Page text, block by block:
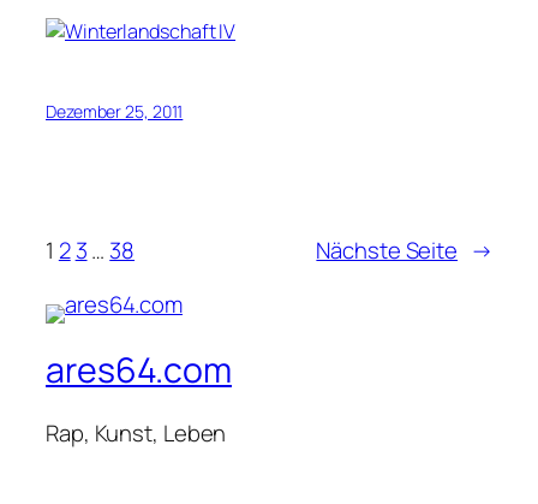
Dezember 25, 2011
1 2 3… 38 Nächste Seite →
ares64.com
Rap, Kunst, Leben